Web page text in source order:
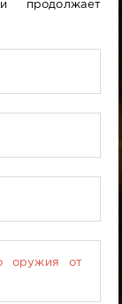
продолжает
оружия от